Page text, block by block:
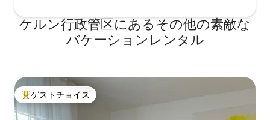
ケルン行政管区にあるその他の素敵な
バケーションレンタル
大好評のゲストチョイスです。
ゲストチョイス